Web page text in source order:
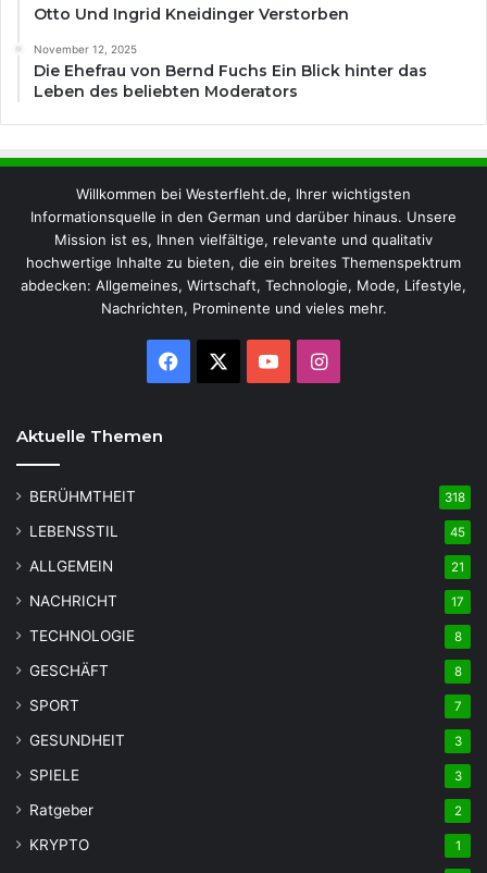
Otto Und Ingrid Kneidinger Verstorben
November 12, 2025
Die Ehefrau von Bernd Fuchs Ein Blick hinter das
Leben des beliebten Moderators
Willkommen bei Westerfleht.de, Ihrer wichtigsten
Informationsquelle in den German und darüber hinaus. Unsere
Mission ist es, Ihnen vielfältige, relevante und qualitativ
hochwertige Inhalte zu bieten, die ein breites Themenspektrum
abdecken: Allgemeines, Wirtschaft, Technologie, Mode, Lifestyle,
Nachrichten, Prominente und vieles mehr.
Facebook YouTubeInstagram
Aktuelle Themen
BERÜHMTHEIT 318
LEBENSSTIL 45
ALLGEMEIN 21
NACHRICHT 17
TECHNOLOGIE 8
GESCHÄFT 8
SPORT 7
GESUNDHEIT 3
SPIELE 3
Ratgeber 2
KRYPTO 1